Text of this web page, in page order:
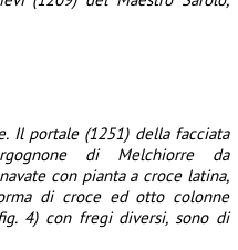
Il portale (1251) della facciata
di Melchiorre da
con pianta a croce latina,
di croce ed otto colonne
4) con fregi diversi, sono di